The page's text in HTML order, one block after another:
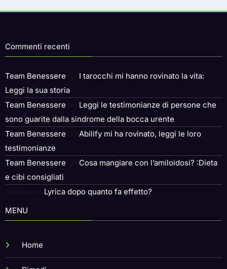
Commenti recenti
Team Benessere
I tarocchi mi hanno rovinato la vita:
Leggi la sua storia
Team Benessere
Leggi le testimonianze di persone che
sono guarite dalla sindrome della bocca urente
Team Benessere
Abilify mi ha rovinato, leggi le loro
testimonianze
Team Benessere
Cosa mangiare con l’amiloidosi? :Dieta
e cibi consigliati
Lyrica dopo quanto fa effetto?
MENU
Home